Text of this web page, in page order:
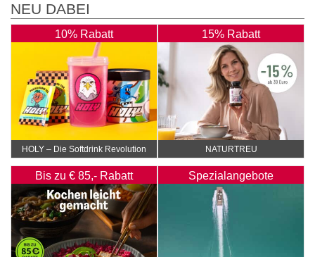
NEU DABEI
10% Rabatt
HOLY – Die Softdrink Revolution
15% Rabatt
NATURTREU
Bis zu € 85,- Rabatt Spezialangebote